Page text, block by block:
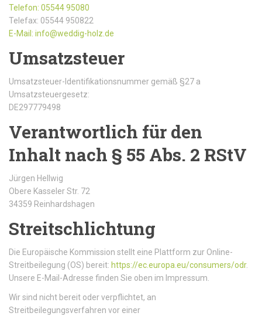
Telefon: 05544 95080
Telefax: 05544 950822
E-Mail: info@weddig-holz.de
Umsatzsteuer
Umsatzsteuer-Identifikationsnummer gemäß §27 a
Umsatzsteuergesetz:
DE297779498
Verantwortlich für den
Inhalt nach § 55 Abs. 2 RStV
Jürgen Hellwig
Obere Kasseler Str. 72
34359 Reinhardshagen
Streitschlichtung
Die Europäische Kommission stellt eine Plattform zur Online-
Streitbeilegung (OS) bereit: https://ec.europa.eu/consumers/odr.
Unsere E-Mail-Adresse finden Sie oben im Impressum.
Wir sind nicht bereit oder verpflichtet, an
Streitbeilegungsverfahren vor einer